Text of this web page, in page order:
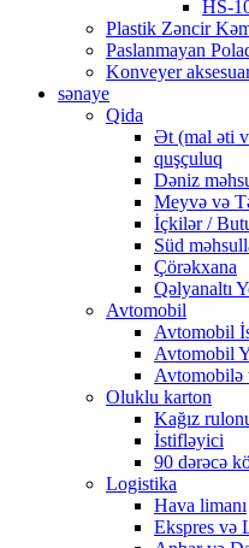
HS-
Plastik Zəncir
Paslanmayan
Konveyer
sənaye
Qida
Ət (mal əti
quşçuluq
Dəniz
Meyvə və
İçkilər /
Süd
Çörəkxana
Qəlyanaltı
Avtomobil
Avtomobil
Avtomobil
Avtomobilə
Oluklu karton
Kağız
İstifləyici
90 dərəcə
Logistika
Hava limanı
Ekspres və